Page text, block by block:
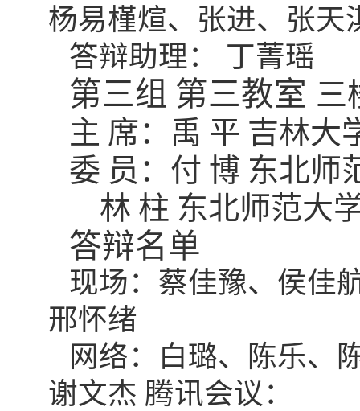
杨易槿煊、张进、张天
答辩助理： 丁菁瑶
第三组 第三教室 三
主 席：禹 平 吉林大
委 员：付 博 东北师
林 柱 东北师范大
答辩名单
现场：蔡佳豫、侯佳
邢怀绪
网络：白璐、陈乐、
谢文杰 腾讯会议：